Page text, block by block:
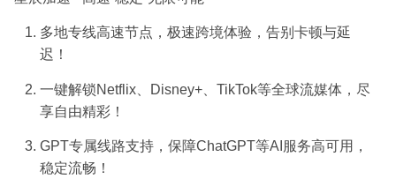
多地专线高速节点，极速跨境体验，告别卡顿与延
迟！
一键解锁Netflix、Disney+、TikTok等全球流媒体，尽
享自由精彩！
GPT专属线路支持，保障ChatGPT等AI服务高可用，
稳定流畅！